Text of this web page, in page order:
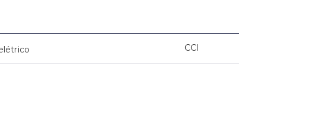
CCI